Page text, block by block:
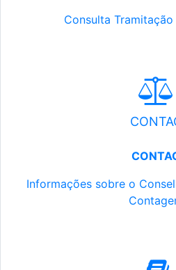
Consulta
Informações sobre o